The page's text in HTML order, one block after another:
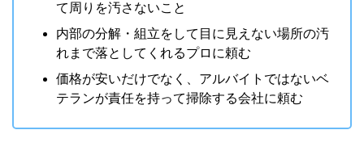
て周りを汚さないこと
内部の分解・組立をして目に見えない場所の汚
れまで落としてくれるプロに頼む
価格が安いだけでなく、アルバイトではないベ
テランが責任を持って掃除する会社に頼む